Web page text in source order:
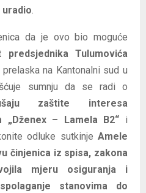
da je ovo bio moguće
Tulumovića
na Kantonalni sud u
sumnju da se radi o
zaštite interesa
„Dženex – Lamela B2“ i
odluke sutkinje Amele
činjenica iz spisa, zakona
mjeru osiguranja i
stanovima do